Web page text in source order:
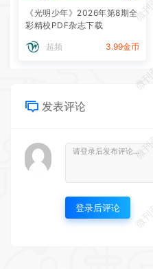
《光明少年》2026年第8期全
彩精校PDF杂志下载
超频 3.99金币
发表评论
登录后评论
微
微
微